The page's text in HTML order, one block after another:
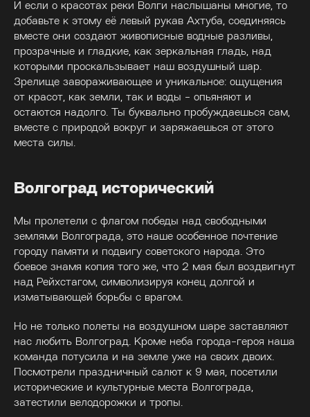
И если о красотах реки Волги наслышаны многие, то
добавьте к этому её левый рукав Ахтуба, соединяясь
вместе они создают живописные водные разливы,
прозрачные и гладкие, как зеркальная гладь, над
которыми проскальзывает наш воздушный шар.
Зрелище завораживающее и уникальное: ощущения
от красот, как земли, так и воды - опьяняют и
остаются надолго. Ты буквально пробуждаешься сам,
вместе с природой вокруг и заряжаешься от этого
места силы.
Волгоград исторический
Мы пролетели с флагом победы над свободными
землями Волгограда, это наше особенное почтение
городу памяти и подвигу советского народа. Это
боевое знамя копия того же, что 2 мая был воздвигнут
над Рейхстагом, символизируя конец долгой и
изматывающей борьбы с врагом.
Но не только полеты на воздушном шаре заставляют
нас любить Волгоград. Кроме неба города-героя наша
команда потусила и на земле уже на своих двоих.
Посмотрели праздничный салют к 9 мая, посетили
исторические и культурные места Волгограда,
затестили велодорожки и тропы.